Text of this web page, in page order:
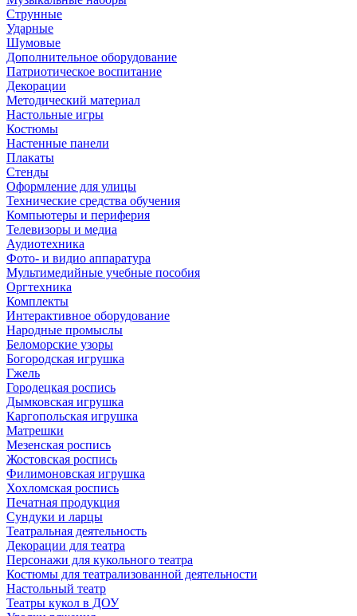
Струнные
Ударные
Шумовые
Дополнительное оборудование
Патриотическое воспитание
Декорации
Методический материал
Настольные игры
Костюмы
Настенные панели
Плакаты
Стенды
Оформление для улицы
Технические средства обучения
Компьютеры и периферия
Телевизоры и медиа
Аудиотехника
Фото- и видио аппаратура
Мультимедийные учебные пособия
Оргтехника
Комплекты
Интерактивное оборудование
Народные промыслы
Беломорские узоры
Богородская игрушка
Гжель
Городецкая роспись
Дымковская игрушка
Каргопольская игрушка
Матрешки
Мезенская роспись
Жостовская роспись
Филимоновская игрушка
Хохломская роспись
Печатная продукция
Сундуки и ларцы
Театральная деятельность
Декорации для театра
Персонажи для кукольного театра
Костюмы для театрализованной деятельности
Настольный театр
Театры кукол в ДОУ